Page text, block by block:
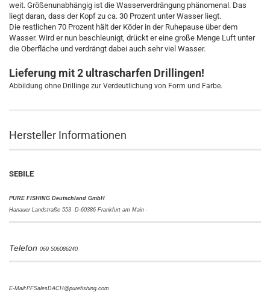
weit. Größenunabhängig ist die Wasserverdrängung phänomenal. Das
liegt daran, dass der Kopf zu ca. 30 Prozent unter Wasser liegt.
Die restlichen 70 Prozent hält der Köder in der Ruhepause über dem
Wasser. Wird er nun beschleunigt, drückt er eine große Menge Luft unter
die Oberfläche und verdrängt dabei auch sehr viel Wasser.
Lieferung mit 2 ultrascharfen Drillingen!
Abbildung ohne Drillinge zur Verdeutlichung von Form und Farbe.
Hersteller Informationen
SEBILE
PURE FISHING Deutschland GmbH
Hanauer Landstraße 553 ·D-60386 Frankfurt am Main ·
Telefon 069 506086240
E-Mail:PFSalesDACH@purefishing.com